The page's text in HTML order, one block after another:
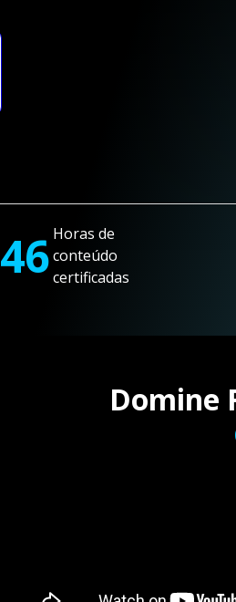
46 Horas de
conteúdo
certificadas
Domine